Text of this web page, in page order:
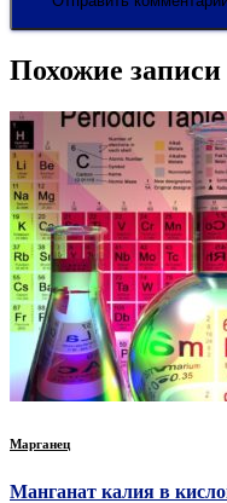
Похожие записи
Марганец
Манганат калия в